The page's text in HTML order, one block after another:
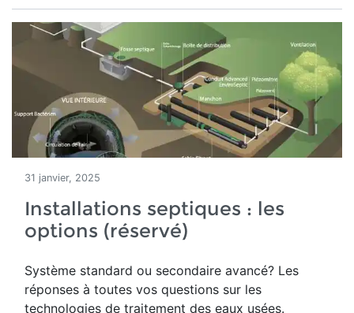
31 janvier, 2025
Installations septiques : les
options (réservé)
Système standard ou secondaire avancé? Les
réponses à toutes vos questions sur les
technologies de traitement des eaux usées.